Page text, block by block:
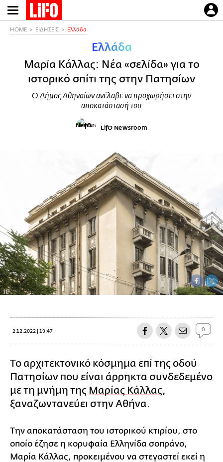
Παράκαμψη
προς
HOME ΕΙΔΗΣΕΙΣ Ελλάδα
Ελλάδα
Μαρία Κάλλας: Νέα «σελίδα» για το
ιστορικό σπίτι της στην Πατησίων
Ο Δήμος Αθηναίων ανέλαβε να προχωρήσει στην
αποκατάστασή του
LifO Newsroom
2.12.2022 | 19:47 0
Το αρχιτεκτονικό κόσμημα επί της οδού
Πατησίων που είναι άρρηκτα συνδεδεμένο
με τη μνήμη της Μαρίας Κάλλας,
ξαναζωντανεύει στην Αθήνα.
Την αποκατάσταση του ιστορικού κτιρίου, στο
οποίο έζησε η κορυφαία Ελληνίδα σοπράνο,
Μαρία Κάλλας, προκειμένου να στεγαστεί εκεί η